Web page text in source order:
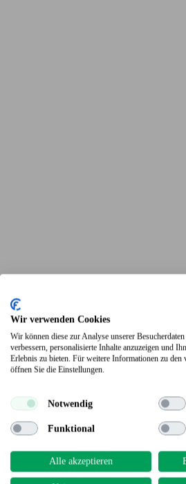
Terrassendielen
Wir verwenden Cookies
Wir können diese zur Analyse unserer
verbessern, personalisierte Inhalte anzuzeigen und
Erlebnis zu bieten. Für weitere Informationen zu den
öffnen Sie die Einstellungen.
Notwendig
Funktional
Alle akzeptieren